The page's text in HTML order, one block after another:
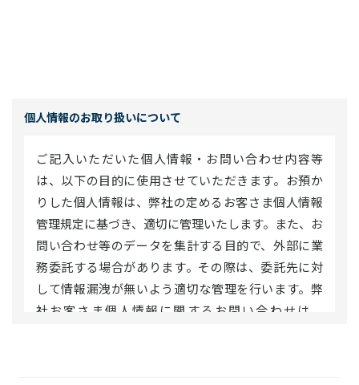
個人情報のお取り扱いについて
ご記入いただいた個人情報・お問い合わせ内容等
は、以下の目的に使用させていただきます。お預か
りした個人情報は、弊社の定めるお客さま個人情報
管理規定に基づき、適切に管理いたします。また、お
問い合わせ等のデータを集計する目的で、外部に業
務委託する場合があります。その際は、委託先に対
して情報漏洩が無いよう適切な管理を行います。弊
社お客さま個人情報に関するお問い合わせは、